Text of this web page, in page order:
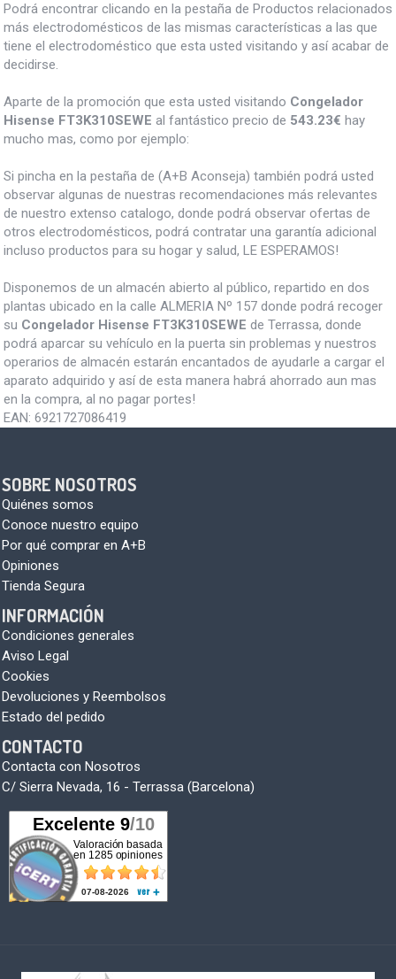
Podrá encontrar clicando en la pestaña de Productos relacionados
más electrodomésticos de las mismas características a las que
tiene el electrodoméstico que esta usted visitando y así acabar de
decidirse.
Aparte de la promoción que esta usted visitando Congelador
Hisense FT3K310SEWE al fantástico precio de 543.23€ hay
mucho mas, como por ejemplo:
Si pincha en la pestaña de (A+B Aconseja) también podrá usted
observar algunas de nuestras recomendaciones más relevantes
de nuestro extenso catalogo, donde podrá observar ofertas de
otros electrodomésticos, podrá contratar una garantía adicional
incluso productos para su hogar y salud, LE ESPERAMOS!
Disponemos de un almacén abierto al público, repartido en dos
plantas ubicado en la calle ALMERIA Nº 157 donde podrá recoger
su Congelador Hisense FT3K310SEWE de Terrassa, donde
podrá aparcar su vehículo en la puerta sin problemas y nuestros
operarios de almacén estarán encantados de ayudarle a cargar el
aparato adquirido y así de esta manera habrá ahorrado aun mas
en la compra, al no pagar portes!
EAN: 6921727086419
SOBRE NOSOTROS
Quiénes somos
Conoce nuestro equipo
Por qué comprar en A+B
Opiniones
Tienda Segura
INFORMACIÓN
Condiciones generales
Aviso Legal
Cookies
Devoluciones y Reembolsos
Estado del pedido
CONTACTO
Contacta con Nosotros
C/ Sierra Nevada, 16 - Terrassa (Barcelona)